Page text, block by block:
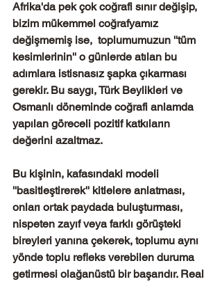
Afrika'da pek çok coğrafi sınır değişip,
bizim mükemmel coğrafyamız
değişmemiş ise,  toplumumuzun ''tüm
kesimlerinin'' o günlerde atılan bu
adımlara istisnasız şapka çıkarması
gerekir. Bu saygı, Türk Beylikleri ve
Osmanlı döneminde coğrafi anlamda
yapılan göreceli pozitif katkıların
değerini azaltmaz.
Bu kişinin, kafasındaki modeli
''basitleştirerek'' kitlelere anlatması,
onları ortak paydada buluşturması,
nispeten zayıf veya farklı görüşteki
bireyleri yanına çekerek, toplumu aynı
yönde toplu refleks verebilen duruma
getirmesi olağanüstü bir başarıdır. Real